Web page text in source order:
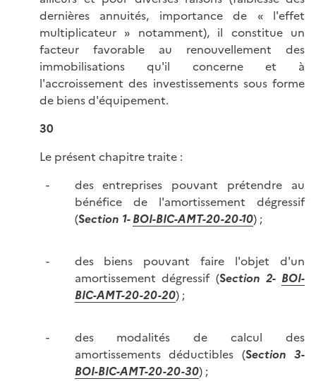
dernières annuités, importance de « l'effet
multiplicateur » notamment), il constitue un
facteur favorable au renouvellement des
immobilisations qu'il concerne et à
l'accroissement des investissements sous forme
de biens d'équipement.
30
Le présent chapitre traite :
des entreprises pouvant prétendre au
bénéfice de l'amortissement dégressif
(Section 1- BOI-BIC-AMT-20-20-10) ;
des biens pouvant faire l'objet d'un
amortissement dégressif (Section 2- BOI-
BIC-AMT-20-20-20) ;
des modalités de calcul des
amortissements déductibles (Section 3-
BOI-BIC-AMT-20-20-30) ;